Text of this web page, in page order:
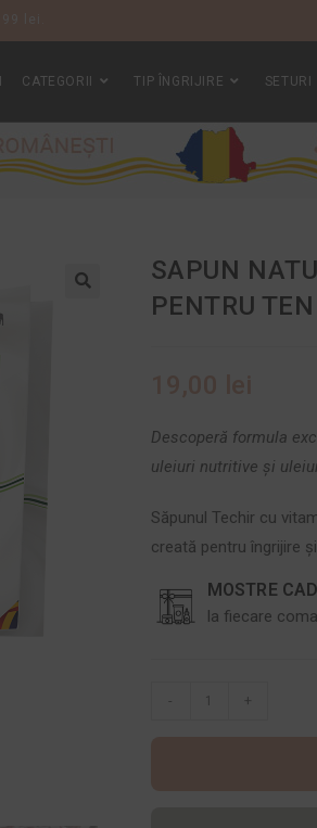
CATEGORII TIP ÎNGRIJIRE SETURI
SAPUN
PENTRU
Descoperă formula
uleiuri nutritive şi
Săpunul Techir cu
creată pentru îngrijire
MOSTRE
la fiecare
- +